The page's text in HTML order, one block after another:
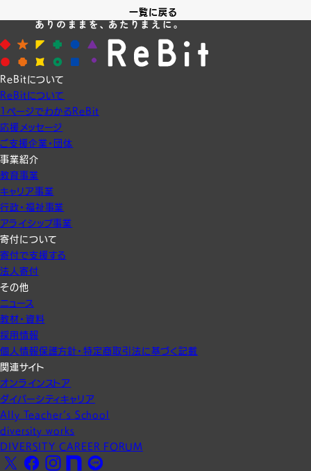
一覧に戻る
ReBitについて
ReBitについて
1ページでわかるReBit
応援メッセージ
ご支援企業・団体
事業紹介
教育事業
キャリア事業
行政・福祉事業
アライシップ事業
寄付について
寄付で支援する
法人寄付
その他
ニュース
教材・資料
採用情報
個人情報保護方針・特定商取引法に基づく記載
関連サイト
オンラインストア
ダイバーシティキャリア
Ally Teacher’s School
diversity works
DIVERSITY CAREER FORUM
X
Facebook
Instagram
note LINE